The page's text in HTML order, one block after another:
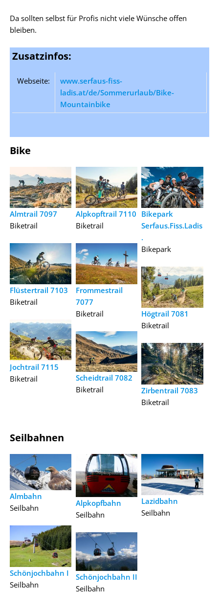
Da sollten selbst für Profis nicht viele Wünsche offen
bleiben.
Zusatzinfos:
Webseite:
www.serfaus-fiss-
ladis.at/de/Sommerurlaub/Bike-
Mountainbike
Bike
Almtrail 7097
Biketrail
Flüstertrail 7103
Biketrail
Jochtrail 7115
Biketrail
Alpkopftrail 7110
Biketrail
Frommestrail
7077
Biketrail
Scheidtrail 7082
Biketrail
Bikepark
Serfaus.Fiss.Ladis
.
Bikepark
Högtrail 7081
Biketrail
Zirbentrail 7083
Biketrail
Seilbahnen
Almbahn
Seilbahn
Schönjochbahn I
Seilbahn
Alpkopfbahn
Seilbahn
Schönjochbahn II
Seilbahn
Lazidbahn
Seilbahn